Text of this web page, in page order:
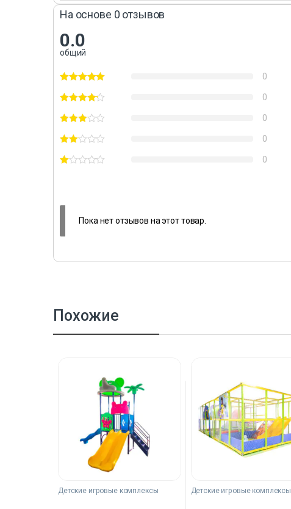
На основе 0 отзывов
0.0
общий
0
0
0
0
0
Пока нет отзывов на этот товар.
Похожие
Детские игровые комплексы Детские игровые комплексы